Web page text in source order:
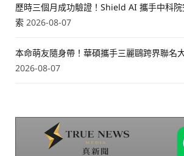
歷時三個月成功驗證！Shield AI 攜手中科
索 2026-08-07
本命萌友隨身帶！華碩攜手三麗鷗跨界聯名
2026-08-07